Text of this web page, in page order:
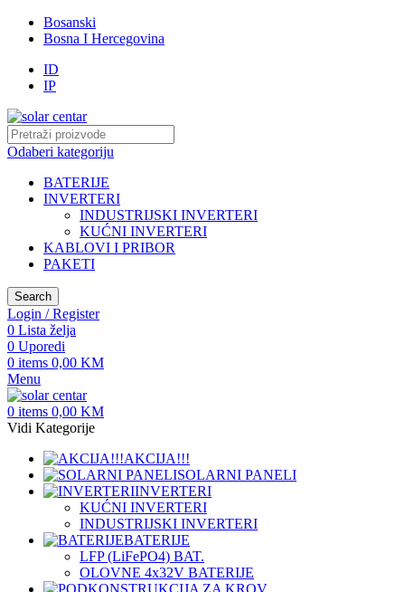
Bosanski
Bosna I Hercegovina
ID
IP
Odaberi kategoriju
BATERIJE
INVERTERI
INDUSTRIJSKI INVERTERI
KUĆNI INVERTERI
KABLOVI I PRIBOR
PAKETI
Search
Login / Register
0 Lista želja
0 Uporedi
0 items 0,00 KM
Menu
0 items 0,00 KM
Vidi Kategorije
AKCIJA!!!
SOLARNI PANELI
INVERTERI
KUĆNI INVERTERI
INDUSTRIJSKI INVERTERI
BATERIJE
LFP (LiFeРО4) BAT.
OLOVNE 4x32V BATERIJE